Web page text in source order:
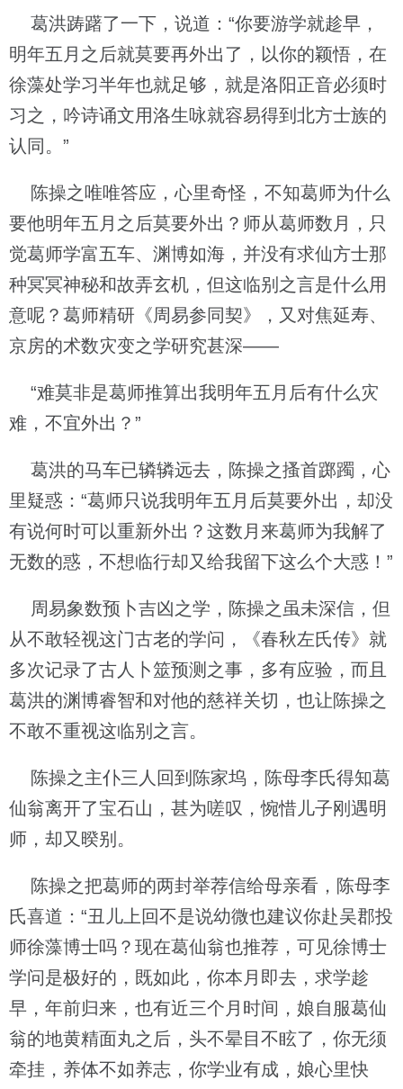
葛洪踌躇了一下，说道：“你要游学就趁早，
明年五月之后就莫要再外出了，以你的颖悟，在
徐藻处学习半年也就足够，就是洛阳正音必须时
习之，吟诗诵文用洛生咏就容易得到北方士族的
认同。”
陈操之唯唯答应，心里奇怪，不知葛师为什么
要他明年五月之后莫要外出？师从葛师数月，只
觉葛师学富五车、渊博如海，并没有求仙方士那
种冥冥神秘和故弄玄机，但这临别之言是什么用
意呢？葛师精研《周易参同契》，又对焦延寿、
京房的术数灾变之学研究甚深——
“难莫非是葛师推算出我明年五月后有什么灾
难，不宜外出？”
葛洪的马车已辚辚远去，陈操之搔首踯躅，心
里疑惑：“葛师只说我明年五月后莫要外出，却没
有说何时可以重新外出？这数月来葛师为我解了
无数的惑，不想临行却又给我留下这么个大惑！”
周易象数预卜吉凶之学，陈操之虽未深信，但
从不敢轻视这门古老的学问，《春秋左氏传》就
多次记录了古人卜筮预测之事，多有应验，而且
葛洪的渊博睿智和对他的慈祥关切，也让陈操之
不敢不重视这临别之言。
陈操之主仆三人回到陈家坞，陈母李氏得知葛
仙翁离开了宝石山，甚为嗟叹，惋惜儿子刚遇明
师，却又暌别。
陈操之把葛师的两封举荐信给母亲看，陈母李
氏喜道：“丑儿上回不是说幼微也建议你赴吴郡投
师徐藻博士吗？现在葛仙翁也推荐，可见徐博士
学问是极好的，既如此，你本月即去，求学趁
早，年前归来，也有近三个月时间，娘自服葛仙
翁的地黄精面丸之后，头不晕目不眩了，你无须
牵挂，养体不如养志，你学业有成，娘心里快